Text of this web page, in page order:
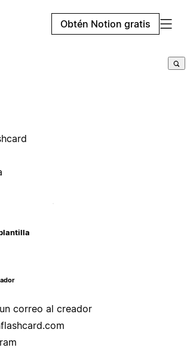
Obtén Notion gratis
correo al creador